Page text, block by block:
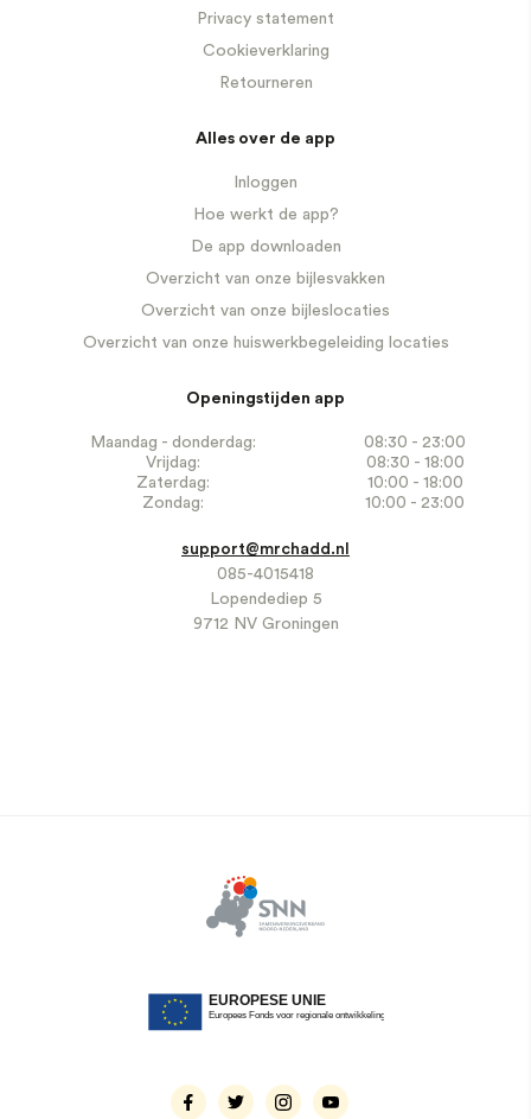
Privacy statement
Cookieverklaring
Retourneren
Alles over de app
Inloggen
Hoe werkt de app?
De app downloaden
Overzicht van onze bijlesvakken
Overzicht van onze bijleslocaties
Overzicht van onze huiswerkbegeleiding locaties
Openingstijden app
Maandag - donderdag:
08:30 - 23:00
Vrijdag:
08:30 - 18:00
Zaterdag:
10:00 - 18:00
Zondag:
10:00 - 23:00
support@mrchadd.nl
085-4015418
Lopendediep 5
9712 NV Groningen